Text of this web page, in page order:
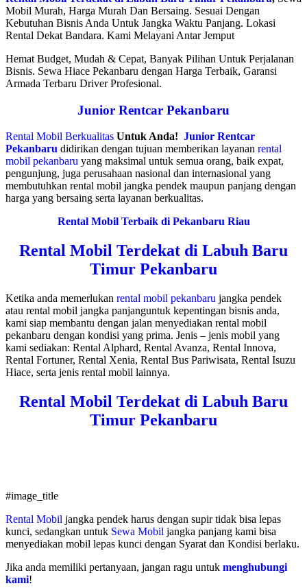
Mobil Murah, Harga Murah Dan Bersaing. Sesuai Dengan
Kebutuhan Bisnis Anda Untuk Jangka Waktu Panjang. Lokasi
Rental Dekat Bandara. Kami Melayani Antar Jemput
Hemat Budget, Mudah & Cepat, Banyak Pilihan Untuk Perjalanan
Bisnis. Sewa Hiace Pekanbaru dengan Harga Terbaik, Garansi
Armada Terbaru Driver Profesional.
Junior Rentcar Pekanbaru
Rental Mobil Berkualitas Untuk Anda! Junior Rentcar
Pekanbaru didirikan dengan tujuan memberikan layanan rental
mobil pekanbaru yang maksimal untuk semua orang, baik expat,
pengunjung, juga perusahaan nasional dan internasional yang
membutuhkan rental mobil jangka pendek maupun panjang dengan
harga yang bersaing serta layanan berkualitas.
Rental Mobil Terbaik di Pekanbaru Riau
Rental Mobil Terdekat di Labuh Baru
Timur Pekanbaru
Ketika anda memerlukan rental mobil pekanbaru jangka pendek
atau rental mobil jangka panjanguntuk kepentingan bisnis anda,
kami siap membantu dengan jalan menyediakan rental mobil
pekanbaru dengan kondisi yang prima. Jenis – jenis mobil yang
kami sediakan: Rental Alphard, Rental Avanza, Rental Innova,
Rental Fortuner, Rental Xenia, Rental Bus Pariwisata, Rental Isuzu
Hiace, serta jenis rental mobil lainnya.
Rental Mobil Terdekat di Labuh Baru
Timur Pekanbaru
#image_title
Rental Mobil jangka pendek harus dengan supir tidak bisa lepas
kunci, sedangkan untuk Sewa Mobil jangka panjang kami bisa
menyediakan mobil lepas kunci dengan Syarat dan Kondisi berlaku.
Jika anda memiliki pertanyaan, jangan ragu untuk menghubungi
kami!